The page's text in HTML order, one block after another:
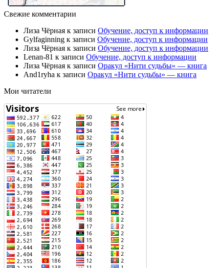
Свежие комментарии
Лиза Чёрная к записи Обучение, доступ к информации
Gylfaginning к записи Обучение, доступ к информации
Лиза Чёрная к записи Обучение, доступ к информации
Lenan-81 к записи Обучение, доступ к информации
Лиза Чёрная к записи Оракул «Нити судьбы» — книга
And1ryha к записи Оракул «Нити судьбы» — книга
Мои читатели